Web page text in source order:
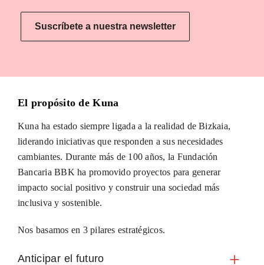
Suscríbete a nuestra newsletter
El propósito de Kuna
Kuna ha estado siempre ligada a la realidad de Bizkaia,
liderando iniciativas que responden a sus necesidades
cambiantes. Durante más de 100 años, la Fundación
Bancaria BBK ha promovido proyectos para generar
impacto social positivo y construir una sociedad más
inclusiva y sostenible.
Nos basamos en 3 pilares estratégicos.
Anticipar el futuro